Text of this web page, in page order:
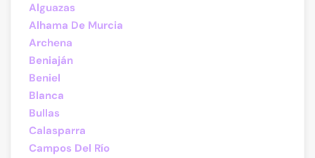
Alguazas
Alhama De Murcia
Archena
Beniaján
Beniel
Blanca
Bullas
Calasparra
Campos Del Río